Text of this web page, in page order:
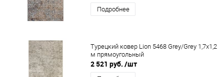
Подробнее
Турецкий ковер Lion 5468 Grey/Grey 1,7x1,2
м прямоугольный
2 521 руб. /шт